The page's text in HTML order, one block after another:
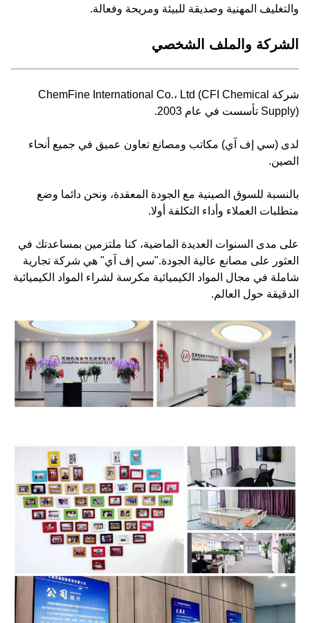
والتغليف المهنية وصديقة للبيئة ومريحة وفعالة.
الشركة والملف الشخصي
شركة ChemFine International Co.، Ltd (CFI Chemical
Supply) تأسست في عام 2003.
لدى (سي إف آي) مكاتب ومصانع تعاون عميق في جميع أنحاء
الصين.
بالنسبة للسوق الصينية مع الجودة المعقدة، ونحن دائما وضع
متطلبات العملاء وأداء التكلفة أولا.
على مدى السنوات العديدة الماضية، كنا ملتزمين بمساعدتك في
العثور على مصانع عالية الجودة."سي إف آي" هي شركة تجارية
شاملة في مجال المواد الكيميائية مكرسة لشراء المواد الكيميائية
الدقيقة حول العالم.